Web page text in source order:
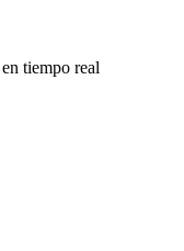
tiempo real